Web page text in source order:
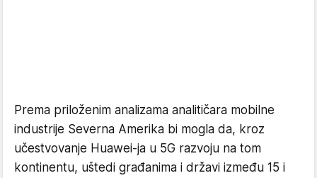
Prema priloženim analizama analitičara mobilne
industrije Severna Amerika bi mogla da, kroz
učestvovanje Huawei-ja u 5G razvoju na tom
kontinentu, uštedi građanima i državi između 15 i